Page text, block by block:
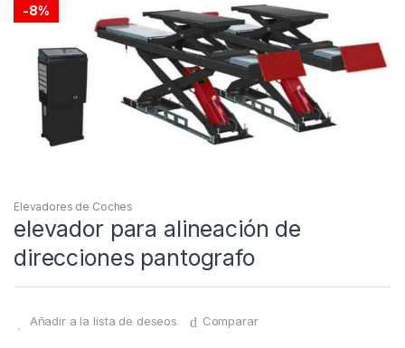
-8%
Elevadores de Coches
elevador para alineación de
direcciones pantografo
Añadir a la lista de deseos Comparar